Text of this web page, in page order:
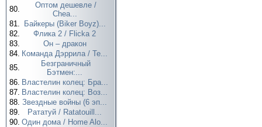
80.
Оптом дешевле /
Chea...
81.
Байкеры (Biker Boyz)...
82.
Флика 2 / Flicka 2
83.
Он – дракон
84. Команда Дэррила / Te...
85.
Безграничный
Бэтмен:...
86. Властелин колец: Бра...
87. Властелин колец: Воз...
88. Звездные войны (6 эп...
89.
Рататуй / Ratatouill...
90. Один дома / Home Alo...